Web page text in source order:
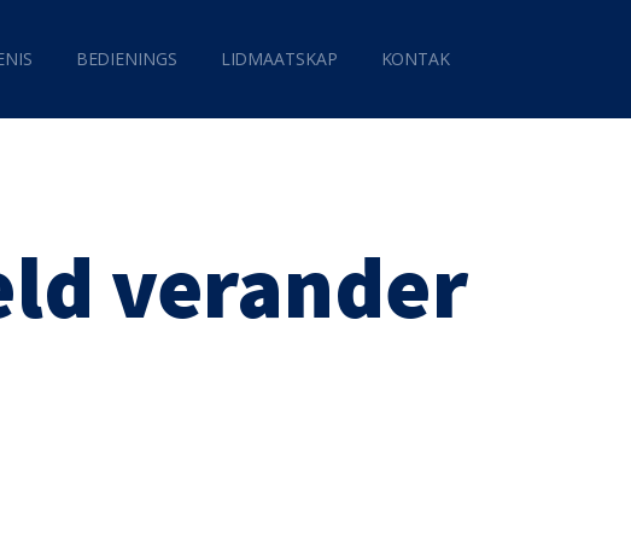
BEDIENINGS LIDMAATSKAP KONTAK
verander